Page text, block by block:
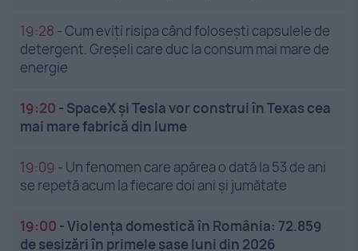
19:28 -Cum eviți risipa când folosești capsulele de
detergent. Greșeli care duc la consum mai mare de
energie
19:20 - SpaceX și Tesla vor construi în Texas cea
mai mare fabrică din lume
19:09 - Un fenomen care apărea o dată la 53 de ani
se repetă acum la fiecare doi ani și jumătate
19:00 -Violența domestică în România: 72.859
de sesizări în primele șase luni din 2026